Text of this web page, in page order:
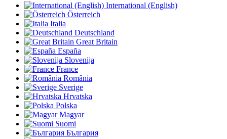
International (English)
Österreich
Italia
Deutschland
Great Britain
España
Slovenija
France
România
Sverige
Hrvatska
Polska
Magyar
Suomi
България